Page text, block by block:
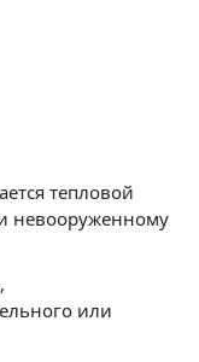
тепловой
невооруженному
или